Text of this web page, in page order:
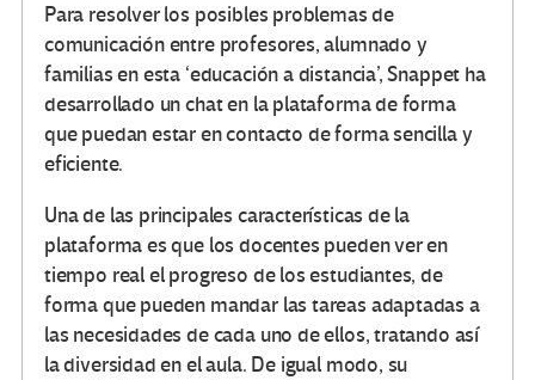
Para resolver los posibles problemas de
comunicación entre profesores, alumnado y
familias en esta ‘educación a distancia’, Snappet ha
desarrollado un chat en la plataforma de forma
que puedan estar en contacto de forma sencilla y
eficiente.
Una de las principales características de la
plataforma es que los docentes pueden ver en
tiempo real el progreso de los estudiantes, de
forma que pueden mandar las tareas adaptadas a
las necesidades de cada uno de ellos, tratando así
la diversidad en el aula. De igual modo, su